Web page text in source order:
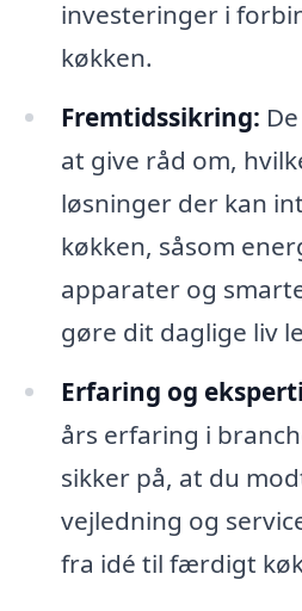
investeringer i
køkken.
Fremtidssikring:
at give råd om,
løsninger der kan
køkken, såsom
apparater og
gøre dit daglige liv
Erfaring og
års erfaring i
sikker på, at du
vejledning og
fra idé til færdigt